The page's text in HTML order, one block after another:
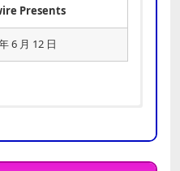
Presents
6 月 12 日